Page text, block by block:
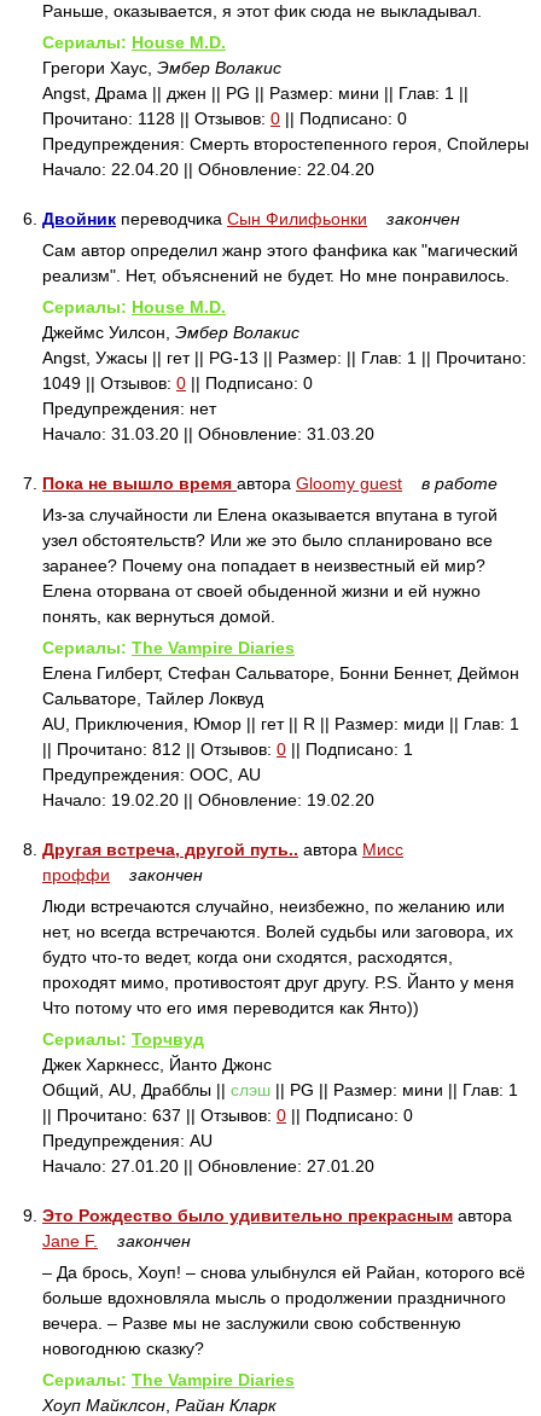
Раньше, оказывается, я этот фик сюда не выкладывал.
Сериалы: House M.D.
Грегори Хаус, Эмбер Волакис
Angst, Драма || джен || PG || Размер: мини || Глав: 1 ||
Прочитано: 1128 || Отзывов: 0 || Подписано: 0
Предупреждения: Смерть второстепенного героя, Спойлеры
Начало: 22.04.20 || Обновление: 22.04.20
6. Двойник переводчика Сын Филифьонки
закончен
Сам автор определил жанр этого фанфика как "магический
реализм". Нет, объяснений не будет. Но мне понравилось.
Сериалы: House M.D.
Джеймс Уилсон, Эмбер Волакис
Angst, Ужасы || гет || PG-13 || Размер: || Глав: 1 || Прочитано:
1049 || Отзывов: 0 || Подписано: 0
Предупреждения: нет
Начало: 31.03.20 || Обновление: 31.03.20
7. Пока не вышло время автора Gloomy guest
в работе
Из-за случайности ли Елена оказывается впутана в тугой
узел обстоятельств? Или же это было спланировано все
заранее? Почему она попадает в неизвестный ей мир?
Елена оторвана от своей обыденной жизни и ей нужно
понять, как вернуться домой.
Сериалы: The Vampire Diaries
Елена Гилберт, Стефан Сальваторе, Бонни Беннет, Деймон
Сальваторе, Тайлер Локвуд
AU, Приключения, Юмор || гет || R || Размер: миди || Глав: 1
|| Прочитано: 812 || Отзывов: 0 || Подписано: 1
Предупреждения: ООС, AU
Начало: 19.02.20 || Обновление: 19.02.20
8. Другая встреча, другой путь.. автора Мисс
проффи
закончен
Люди встречаются случайно, неизбежно, по желанию или
нет, но всегда встречаются. Волей судьбы или заговора, их
будто что-то ведет, когда они сходятся, расходятся,
проходят мимо, противостоят друг другу. Р.S. Йанто у меня
Что потому что его имя переводится как Янто))
Сериалы: Торчвуд
Джек Харкнесс, Йанто Джонс
Общий, AU, Драбблы || слэш || PG || Размер: мини || Глав: 1
|| Прочитано: 637 || Отзывов: 0 || Подписано: 0
Предупреждения: AU
Начало: 27.01.20 || Обновление: 27.01.20
9. Это Рождество было удивительно прекрасным автора
Jane F.
закончен
– Да брось, Хоуп! – снова улыбнулся ей Райан, которого всё
больше вдохновляла мысль о продолжении праздничного
вечера. – Разве мы не заслужили свою собственную
новогоднюю сказку?
Сериалы: The Vampire Diaries
Хоуп Майклсон Райан Кларк